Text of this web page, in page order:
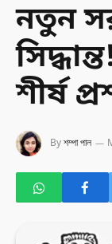
নতুন
শীর্ষ
Byশম্পা পাল